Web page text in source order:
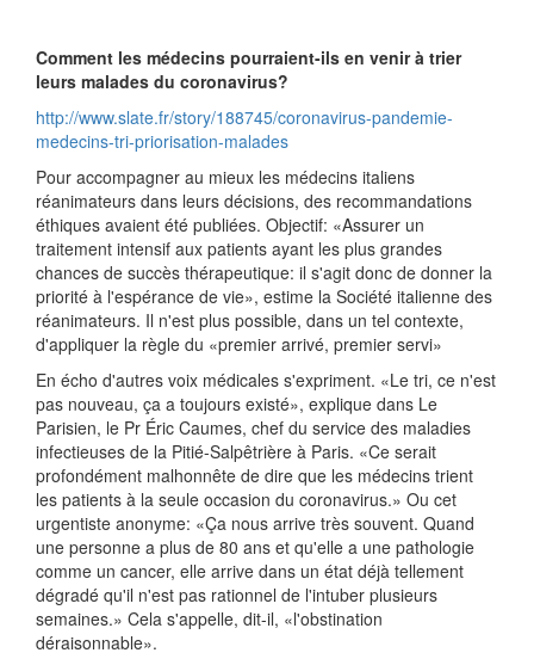
Comment les médecins pourraient-ils en venir à trier
leurs malades du coronavirus?
http://www.slate.fr/story/188745/coronavirus-pandemie-
medecins-tri-priorisation-malades
Pour accompagner au mieux les médecins italiens
réanimateurs dans leurs décisions, des recommandations
éthiques avaient été publiées. Objectif: «Assurer un
traitement intensif aux patients ayant les plus grandes
chances de succès thérapeutique: il s'agit donc de donner la
priorité à l'espérance de vie», estime la Société italienne des
réanimateurs. Il n'est plus possible, dans un tel contexte,
d'appliquer la règle du «premier arrivé, premier servi»
En écho d'autres voix médicales s'expriment. «Le tri, ce n'est
pas nouveau, ça a toujours existé», explique dans Le
Parisien, le Pr Éric Caumes, chef du service des maladies
infectieuses de la Pitié-Salpêtrière à Paris. «Ce serait
profondément malhonnête de dire que les médecins trient
les patients à la seule occasion du coronavirus.» Ou cet
urgentiste anonyme: «Ça nous arrive très souvent. Quand
une personne a plus de 80 ans et qu'elle a une pathologie
comme un cancer, elle arrive dans un état déjà tellement
dégradé qu'il n'est pas rationnel de l'intuber plusieurs
semaines.» Cela s'appelle, dit-il, «l'obstination
déraisonnable».